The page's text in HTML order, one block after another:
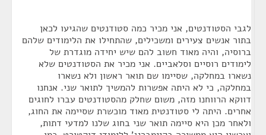
לגבי הסטודנטים, אני מכיר כמה סטודנטים שהגיעו לכאן
בתור אנשים צעירים ומשכילים, שהתחילו את הלימודים שלהם
ברוסיה, והיה מאוד חשוב להם שיש יחידה מוגדרת של
לימודים רוסיים וסלאביים. אני מכיר את הסטודנטים שלא
נשארו במחלקה, שסיימו שם תואר ראשון ולא נשארו
במחלקה, כי לא היתה אפשרות להמשיך לתואר שני. אנחנו
דווקא הרווחנו מזה, משום שחלק מהסטודנטים עברו לחוגים
אחרים. היתה לי סטודנטית מאוד מוכשרת שסיימה את החוג,
ולאחר מכן היא סיימה תואר שני בחוג שלנו למדעי דתות,